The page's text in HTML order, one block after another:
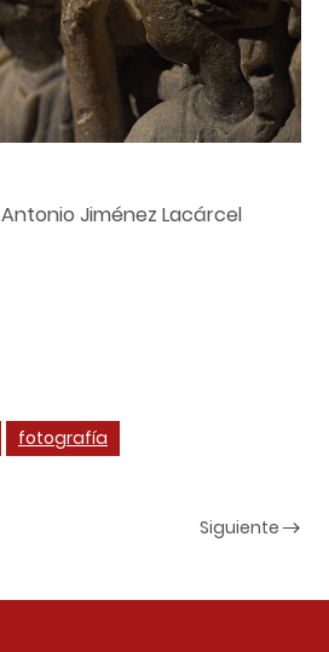
Antonio Jiménez Lacárcel
fotografía
Siguiente